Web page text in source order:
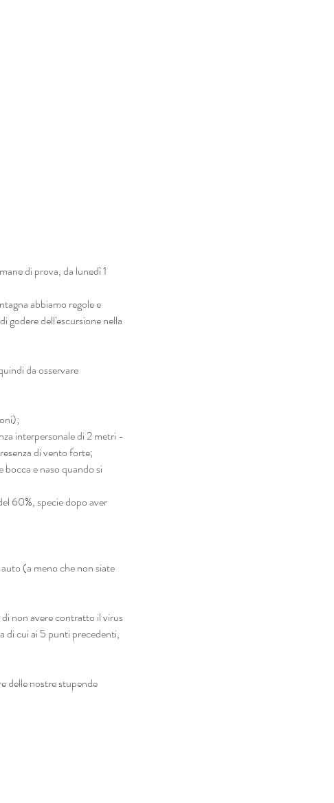
di prova, da lunedì 1
abbiamo regole e
godere dell'escursione nella
da osservare
interpersonale di 2 metri -
di vento forte;
e naso quando si
60%, specie dopo aver
(a meno che non siate
non avere contratto il virus
di cui ai 5 punti precedenti,
delle nostre stupende